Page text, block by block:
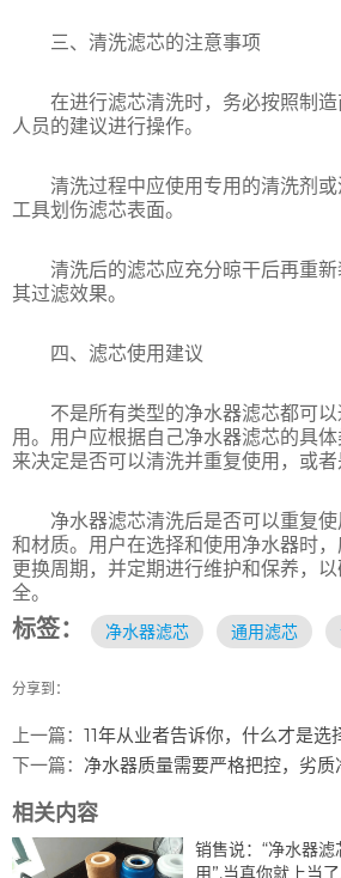
三、清洗滤芯的注意事项
在进行滤芯清洗时，务必按照制造
人员的建议进行操作。
清洗过程中应使用专用的清洗剂或
工具划伤滤芯表面。
清洗后的滤芯应充分晾干后再重新
其过滤效果。
四、滤芯使用建议
不是所有类型的净水器滤芯都可以
用。用户应根据自己净水器滤芯的具
来决定是否可以清洗并重复使用，或者
净水器滤芯清洗后是否可以重复使
和材质。用户在选择和使用净水器时
更换周期，并定期进行维护和保养，
全。
标签： 净水器滤芯 通用滤芯
分享到：
上一篇： 11年从业者告诉你，什么才是选
下一篇： 净水器质量需要严格把控，劣质
相关内容
销售说：“净水器
用”,当真你就上当了